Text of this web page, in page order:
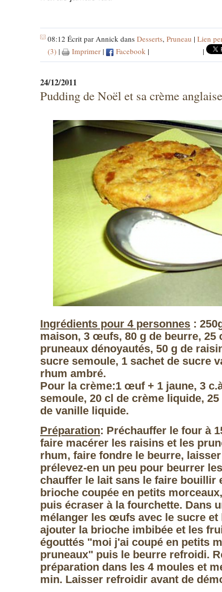
08:12 Écrit par Annick dans Desserts, Pruneau | Lien
(3) | Imprimer | Facebook | |
24/12/2011
Pudding de Noël et sa crème anglaise
Ingrédients pour 4 personnes :
maison, 3 œufs, 80 g de beurre, 25
pruneaux dénoyautés, 50 g de
sucre semoule, 1 sachet de sucre
rhum ambré.
Pour la crème:1 œuf + 1 jaune, 3
semoule, 20 cl de crème liquide,
de vanille liquide.
Préparation: Préchauffer le four à
faire macérer les raisins et les
rhum, faire fondre le beurre,
prélevez-en un peu pour beurrer
chauffer le lait sans le faire bouillir
brioche coupée en petits
puis écraser à la fourchette. Dans
mélanger les œufs avec le sucre et
ajouter la brioche imbibée et les
égouttés "moi j'ai coupé en petits
pruneaux" puis le beurre refroidi.
préparation dans les 4 moules et
min. Laisser refroidir avant de